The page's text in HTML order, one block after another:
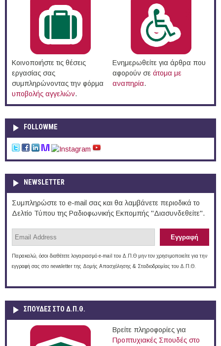
Κοινοποιήστε τις θέσεις
εργασίας σας
συμπληρώνοντας την φόρμα
υποβολής αγγελιών.
Ενημερωθείτε για άρθρα που
αφορούν σε άτομα με
αναπηρία.
FOLLOWME
NEWSLETTER
Συμπληρώστε το e-mail σας και θα λαμβάνετε περιοδικά το
Δελτίο Τύπου της Ραδιοφωνικής Εκπομπής "Διασυνδεθείτε".
Παρακαλώ, όσοι διαθέτετε λογαριασμό e-mail του Δ.Π.Θ μην τον χρησιμοποιείτε για την
εγγραφή σας στο newsletter της Δομής Απασχόλησης & Σταδιοδρομίας του Δ.Π.Θ.
ΣΠΟΥΔΈΣ ΣΤΟ Δ.Π.Θ.
Βρείτε πληροφορίες για
Προπτυχιακές Σπουδές στο